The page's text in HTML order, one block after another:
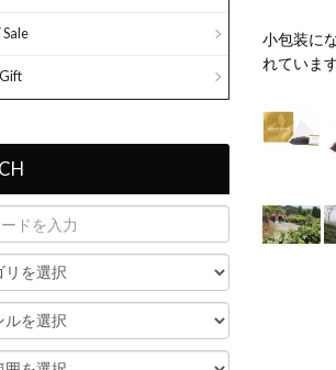
ころです。霧に包まれた茶葉はダ
小包装に
れています